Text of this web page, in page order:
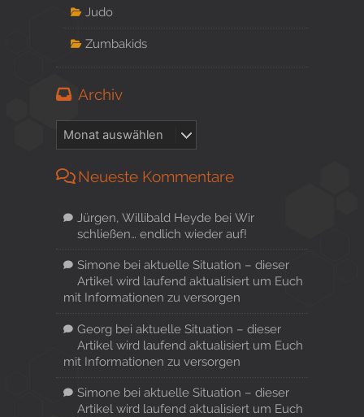
Judo
Zumbakids
Archiv
Neueste Kommentare
Jürgen, Willibald Heydebei Wir
schließen… endlich wieder auf!
Simonebei aktuelle Situation – dieser
Artikel wird laufend aktualisiert um Euch
mit Informationen zu versorgen
Georg bei aktuelle Situation – dieser
Artikel wird laufend aktualisiert um Euch
mit Informationen zu versorgen
Simonebei aktuelle Situation – dieser
Artikel wird laufend aktualisiert um Euch